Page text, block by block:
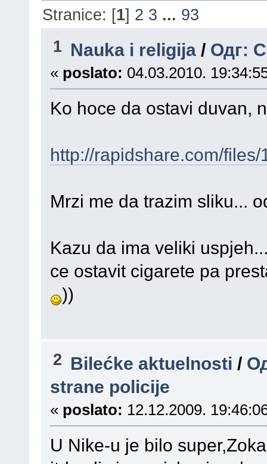
Stranice: [1] 2 3 ... 93
1 Nauka i religija / Одг:
« poslato: 04.03.2010.
Ko hoce da ostavi duvan,
http://rapidshare.com/
Mrzi me da trazim sliku...
Kazu da ima veliki
ce ostavit cigarete pa
))
2 Bilećke aktuelnosti /
strane policije
« poslato: 12.12.2009.
U Nike-u je bilo